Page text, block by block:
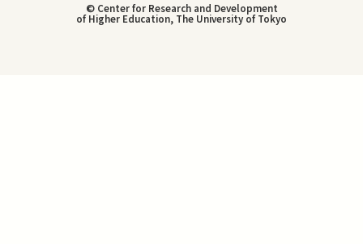
© Center for Research and Development
of Higher Education, The University of Tokyo